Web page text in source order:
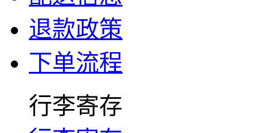
退款政策
下单流程
行李寄存